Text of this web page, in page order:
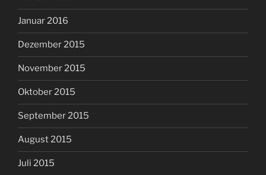
Januar 2016
Dezember 2015
November 2015
Oktober 2015
September 2015
August 2015
Juli 2015